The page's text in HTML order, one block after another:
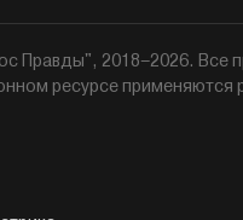
Правды", 2018–2026. Все
ресурсе применяются